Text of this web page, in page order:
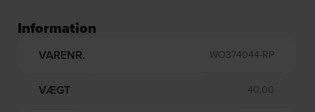
Information
VARENR. WO374044-RP
VÆGT 40,00